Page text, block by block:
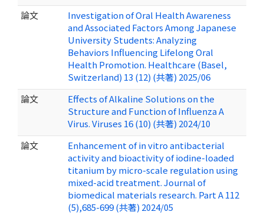
論文
Investigation of Oral Health Awareness
and Associated Factors Among Japanese
University Students: Analyzing
Behaviors Influencing Lifelong Oral
Health Promotion. Healthcare (Basel,
Switzerland) 13 (12) (共著) 2025/06
論文
Effects of Alkaline Solutions on the
Structure and Function of Influenza A
Virus. Viruses 16 (10) (共著) 2024/10
論文
Enhancement of in vitro antibacterial
activity and bioactivity of iodine-loaded
titanium by micro-scale regulation using
mixed-acid treatment. Journal of
biomedical materials research. Part A 112
(5),685-699 (共著) 2024/05